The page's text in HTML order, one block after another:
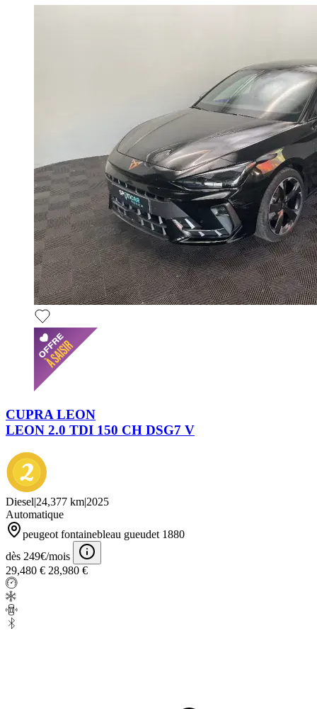
CUPRA LEON
LEON 2.0 TDI 150 CH DSG7 V
Diesel|24,377 km|2025
Automatique
peugeot fontainebleau gueudet 1880
dès 249€/mois
29,480 € 28,980 €